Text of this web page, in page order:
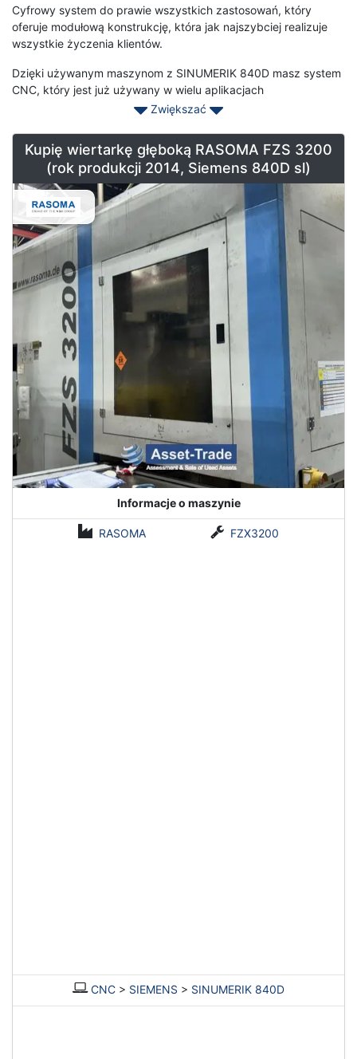
Cyfrowy system do prawie wszystkich zastosowań, który
oferuje modułową konstrukcję, która jak najszybciej realizuje
wszystkie życzenia klientów.
Dzięki używanym maszynom z SINUMERIK 840D masz system
CNC, który jest już używany w wielu aplikacjach
technologicznych na całym świecie. Dzięki Siemens SINUMERIK
elastyczności, zwłaszcza w przypadku złożonych systemów
wieloosiowych Jednolita otwartość systemu od obsługi do jądra
NC Zintegrowane, certyfikowane funkcje bezpieczeństwa dla
człowieka i maszyny: SINUMERIK Safety Integrated
Siemens SINUMERIK 840D cieszy się powodzeniem od 1994
roku, jest niezwykle elastyczny i idealnie nadaje się do
kolejnych prac związanych z frezowaniem, toczeniem i
szlifowaniem
Jednostka sterująca SINUMERIK 840D sl jest w stanie
zarządzać maksymalnie 31 osiami i wrzecionami dla każdej
jednostki sterowania numerycznego (NCU). Dodatkowo może
obsłużyć nieograniczoną liczbę osi programowalnego
sterownika logicznego (PLC).
Skontaktuj się z nami już dziś Asset-Tradeznaleźć używane
maszyny Siemens SINUMERIK 840D w celu usprawnienia
produkcji.
Zwiększać
Kupię wiertarkę głęboką RASOMA FZS 3200
(rok produkcji 2014, Siemens 840D sl)
Informacje o maszynie
RASOMA FZX3200
CNC > SIEMENS > SINUMERIK 840D